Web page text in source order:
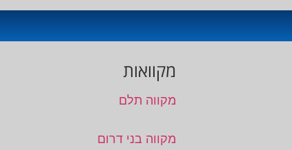
מקוואות
מקווה תלם
מקווה בני דרום